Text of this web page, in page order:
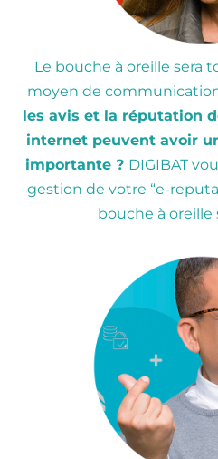
Le bouche à oreille sera
moyen de
les avis et la réputation
internet peuvent avoir
importante ? DIGIBAT
gestion de votre “e-
bouche à